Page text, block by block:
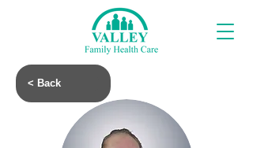
< Back